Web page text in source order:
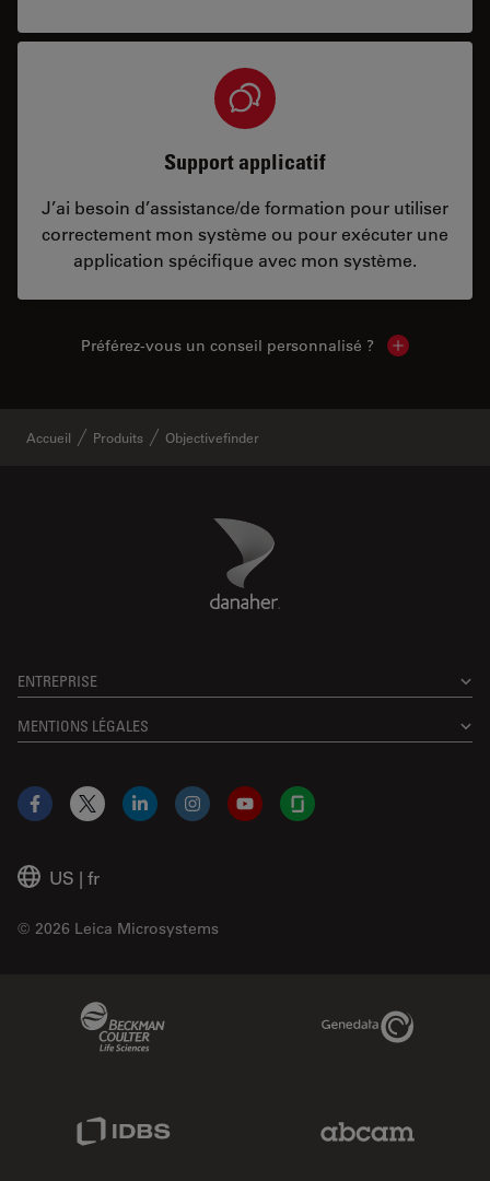
Support applicatif
J’ai besoin d’assistance/de formation pour utiliser
correctement mon système ou pour exécuter une
application spécifique avec mon système.
Préférez-vous un conseil personnalisé ? Show local
Accueil Produits Objectivefinder
Danaher Logo
ENTREPRISE
MENTIONS LÉGALES
US | fr
© 2026 Leica Microsystems
Facebook
X LinkedInInstagramYouTubeGlassdoor
Genedata Link